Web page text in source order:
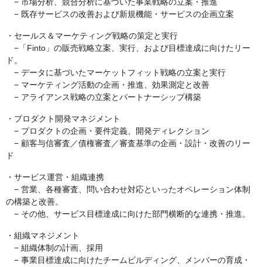
− 市場分析、競合分析に基づいた事業戦略の立案・推進
− 既存サービスの改善および新規機能・サービスの企画立案
・セールス＆マーケティング戦略の策定と実行
−「Finto」の販売戦略立案、実行、および目標達成に向けたリー
ド。
− データに基づいたマーケットフィット戦略の立案と実行
− マーケティング活動の企画・推進、効果測定と改善
− アライアンス戦略の立案とパートナーシップ構築
・プロダクト開発マネジメント
− プロダクトの企画・要件定義、開発ディレクション
− 顧客与信審査／債権審査／審査基準の企画・設計・改善のリー
ド
・サービス運営・組織連携
− 営業、各種審査、問い合わせ対応といったオペレーション体制
の構築と改善。
− その他、サービス目標達成に向けた部門横断的な連携・推進。
・組織マネジメント
− 組織体制の計画、採用
− 事業目標達成に向けたチームビルディング、メンバーの育成・